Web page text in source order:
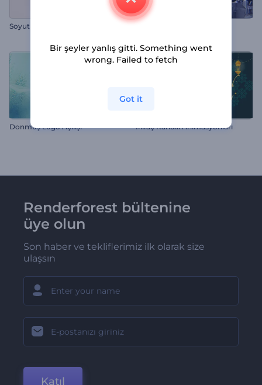
Soyut Logo Animasyonu
Donmuş Logo Açılışı Miraç Kandili Animasyonları
Renderforest bültenine
üye olun
Son haber ve tekliflerimiz ilk olarak size
ulaşsın
Katıl
Bir şeyler yanlış gitti. Something went
wrong. Failed to fetch
Got it